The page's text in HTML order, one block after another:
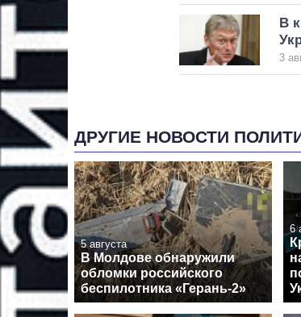
В
3
ДРУГИЕ НОВОСТИ
5 августа
В Молдове обнаружили
обломки российского
беспилотника «Герань-2»
6